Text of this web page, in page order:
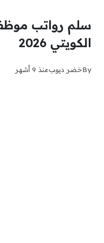
سلم رواتب
الكويتي 2026
Byخضر ديوبمنذ 9 أشهر